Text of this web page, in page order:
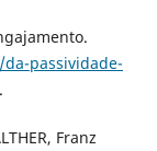
passividade-
Franz